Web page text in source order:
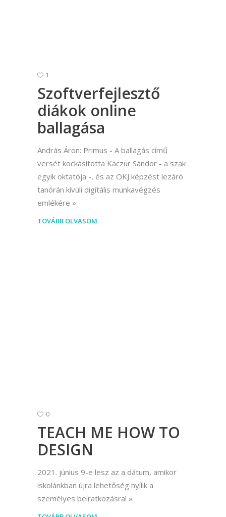
1
Szoftverfejlesztő
diákok online
ballagása
András Áron: Primus - A ballagás című
versét kockásította Kaczur Sándor - a szak
egyik oktatója -, és az OKJ képzést lezáró
tanórán kívüli digitális munkavégzés
emlékére
TOVÁBB OLVASOM
0
TEACH ME HOW TO
DESIGN
2021. június 9-e lesz az a dátum, amikor
iskolánkban újra lehetőség nyílik a
személyes beiratkozásra!